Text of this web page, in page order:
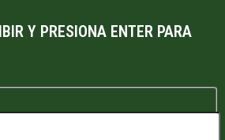
Y PRESIONA ENTER PARA